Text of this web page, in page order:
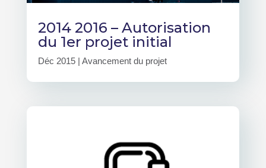
2014 2016 – Autorisation
du 1er projet initial
Déc 2015| Avancement du projet